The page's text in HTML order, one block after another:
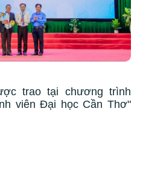
trao tại chương trình
viên Đại học Cần Thơ"